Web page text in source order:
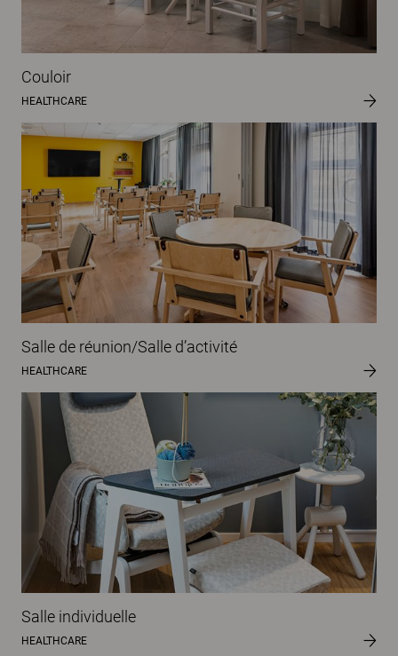
Couloir
HEALTHCARE
Salle de réunion/Salle d’activité
HEALTHCARE
Salle individuelle
HEALTHCARE